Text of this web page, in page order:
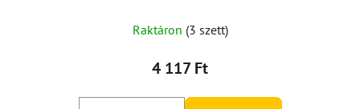
termék
átlagos
5-
Raktáron (3 szett)
4 117 Ft